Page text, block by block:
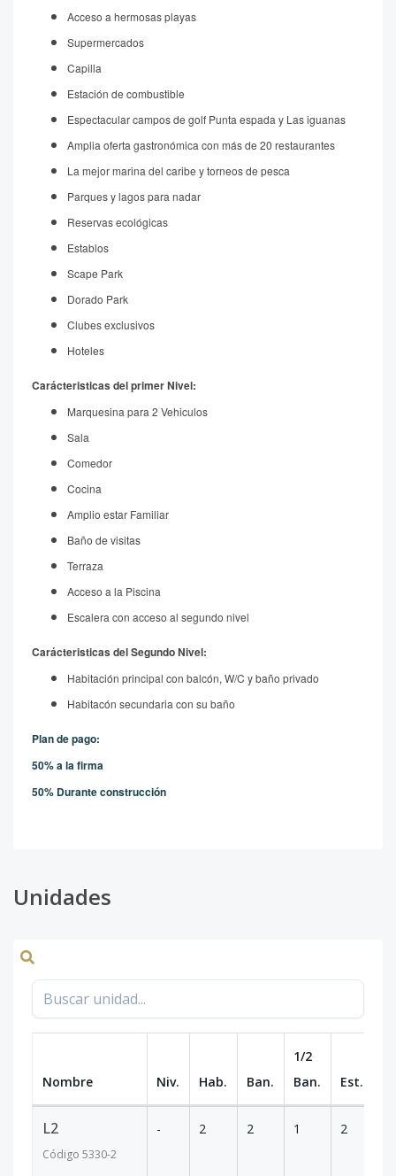
Acceso a hermosas playas
Supermercados
Capilla
Estación de combustible
Espectacular campos de golf Punta espada y Las iguanas
Amplia oferta gastronómica con más de 20 restaurantes
La mejor marina del caribe y torneos de pesca
Parques y lagos para nadar
Reservas ecológicas
Establos
Scape Park
Dorado Park
Clubes exclusivos
Hoteles
Carácteristicas del primer Nivel:
Marquesina para 2 Vehiculos
Sala
Comedor
Cocina
Amplio estar Familiar
Baño de visitas
Terraza
Acceso a la Piscina
Escalera con acceso al segundo nivel
Carácteristicas del Segundo Nivel:
Habitación principal con balcón, W/C y baño privado
Habitacón secundaria con su baño
Plan de pago:
50% a la firma
50% Durante construcción
Unidades
Nombre Niv. Hab. Ban.
1/2
Ban.
Est.
L2
Código 5330-2
- 2 2 1 2